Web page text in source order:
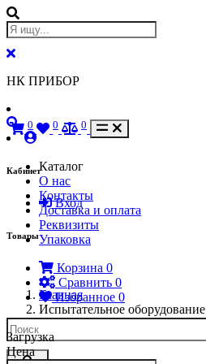
НК ПРИБОР
Кабинет
Вход
Товары
Корзина 0
Сравнить 0
Избранное 0
0 0 0
Каталог
О нас
Контакты
Доставка и оплата
Реквизиты
Упаковка
Главная
Испытательное оборудование
Загрузка
Цена